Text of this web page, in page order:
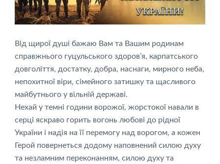
Від щирої душі бажаю Вам та Вашим родинам
справжнього гуцульського здоров’я, карпатського
довголіття, достатку, добра, наснаги, мирного неба,
непохитної віри, сімейного затишку та щасливого
майбутнього у вільній державі.
Нехай у темні години ворожої, жорстокої навали в
серці яскраво горить вогонь любові до рідної
України і надія на її перемогу над ворогом, а кожен
Герой повернеться додому наповнений силою духу
та незламним переконанням, силою духу та